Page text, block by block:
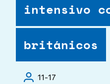
intensivo
británicos
11-17